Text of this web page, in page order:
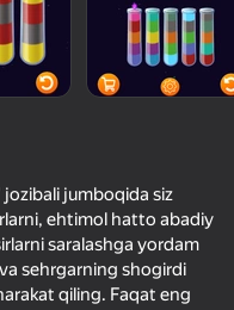
Water Now
Стрелки
85
jumboqida siz
ehtimol hatto abadiy
saralashga yordam
sehrgarning shogirdi
qiling. Faqat eng